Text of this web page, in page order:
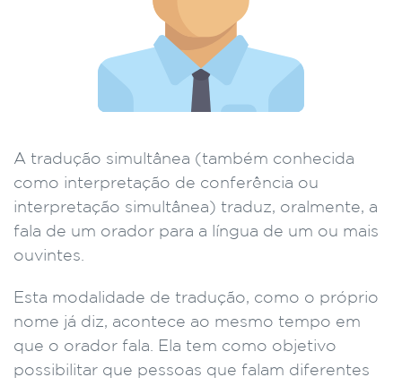
A tradução simultânea (também conhecida
como interpretação de conferência ou
interpretação simultânea) traduz, oralmente, a
fala de um orador para a língua de um ou mais
ouvintes.
Esta modalidade de tradução, como o próprio
nome já diz, acontece ao mesmo tempo em
que o orador fala. Ela tem como objetivo
possibilitar que pessoas que falam diferentes